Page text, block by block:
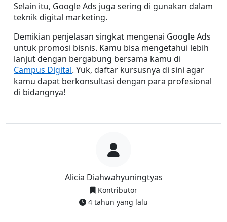
Alicia Diahwahyuningtyas
Kontributor
4 tahun yang lalu
Selain itu, Google Ads juga sering di gunakan dalam
teknik digital marketing.
Demikian penjelasan singkat mengenai Google Ads
untuk promosi bisnis. Kamu bisa mengetahui lebih
Campus Digital. Yuk, daftar kursusnya di sini agar
kamu dapat berkonsultasi dengan para profesional
di bidangnya!